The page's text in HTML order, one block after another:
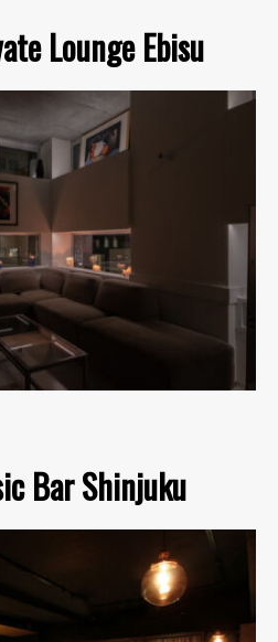
Lounge Ebisu
Bar Shinjuku